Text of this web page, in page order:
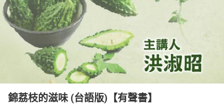
日本購物 電子/紙本書
HOT
錦荔枝的滋味 (台語版)【有聲書】